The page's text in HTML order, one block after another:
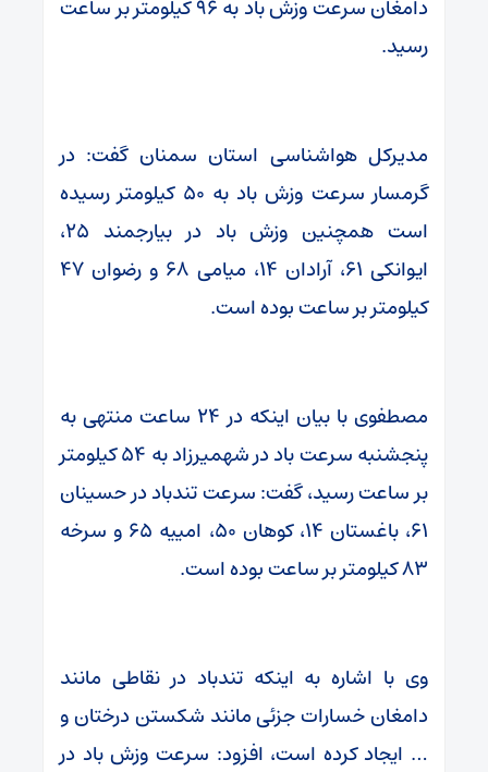
دامغان سرعت وزش باد به ۹۶ کیلومتر بر ساعت
رسید.
مدیرکل هواشناسی استان سمنان گفت: در
گرمسار سرعت وزش باد به ۵۰ کیلومتر رسیده
است همچنین وزش باد در بیارجمند ۲۵،
ایوانکی ۶۱، آرادان ۱۴، میامی ۶۸ و رضوان ۴۷
کیلومتر بر ساعت بوده است.
مصطفوی با بیان اینکه در ۲۴ ساعت منتهی به
پنجشنبه سرعت باد در شهمیرزاد به ۵۴ کیلومتر
بر ساعت رسید، گفت: سرعت تندباد در حسینان
۶۱، باغستان ۱۴، کوهان ۵۰، امییه ۶۵ و سرخه
۸۳ کیلومتر بر ساعت بوده است.
وی با اشاره به اینکه تندباد در نقاطی مانند
دامغان خسارات جزئی مانند شکستن درختان و
… ایجاد کرده است، افزود: سرعت وزش باد در